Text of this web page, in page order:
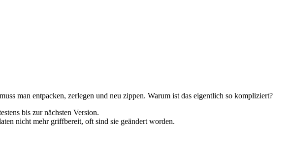
man entpacken, zerlegen und neu zippen. Warum ist das eigentlich so kompliziert?
bis zur nächsten Version.
nicht mehr griffbereit, oft sind sie geändert worden.